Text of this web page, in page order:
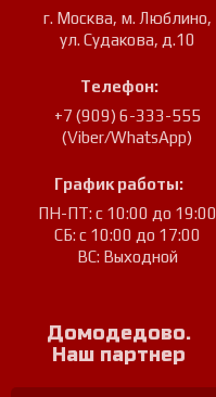
г. Москва, м. Люблино,
ул. Судакова, д.10
Телефон:
+7 (909) 6-333-555
(Viber/WhatsApp)
График работы:
ПН-ПТ: с 10:00 до 19:00
СБ: с 10:00 до 17:00
ВС: Выходной
Домодедово.
Наш партнер